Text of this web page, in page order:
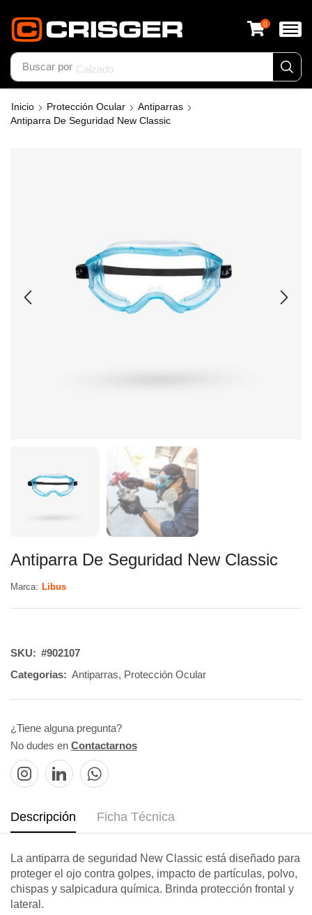
Buscar por Calzado
0
Inicio Protección Ocular
Antiparras
Antiparra De Seguridad New Classic
Antiparra De Seguridad New Classic
Marca: Libus
SKU: #902107
Categorias: Antiparras, Protección Ocular
¿Tiene alguna pregunta?
No dudes en Contactarnos
Descripción Ficha Técnica
La antiparra de seguridad New Classic está diseñado para
proteger el ojo contra golpes, impacto de partículas, polvo,
chispas y salpicadura química. Brinda protección frontal y
lateral.